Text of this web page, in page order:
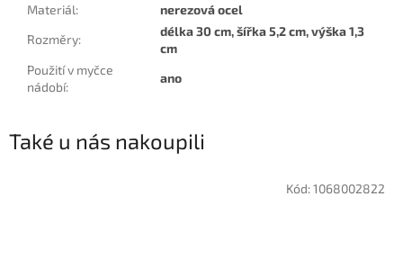
Materiál:
nerezová ocel
Rozměry:
délka 30 cm, šířka 5,2 cm, výška 1,3
cm
Použití v myčce
nádobí:
ano
Také u nás nakoupili
Kód:1068002822